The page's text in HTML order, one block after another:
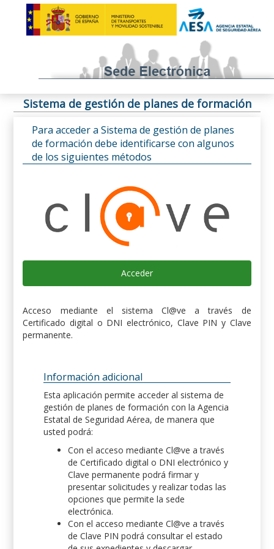
Sistema de gestión de planes de formación
Para acceder a Sistema de gestión de planes
de formación debe identificarse con algunos
de los siguientes métodos
Acceder
Acceso mediante el sistema Cl@ve a través de
Certificado digital o DNI electrónico, Clave PIN y Clave
permanente.
Información adicional
Esta aplicación permite acceder al sistema de
gestión de planes de formación con la Agencia
Estatal de Seguridad Aérea, de manera que
usted podrá:
Con el acceso mediante Cl@ve a través
de Certificado digital o DNI electrónico y
Clave permanente podrá firmar y
presentar solicitudes y realizar todas las
opciones que permite la sede
electrónica.
Con el acceso mediante Cl@ve a través
de Clave PIN podrá consultar el estado